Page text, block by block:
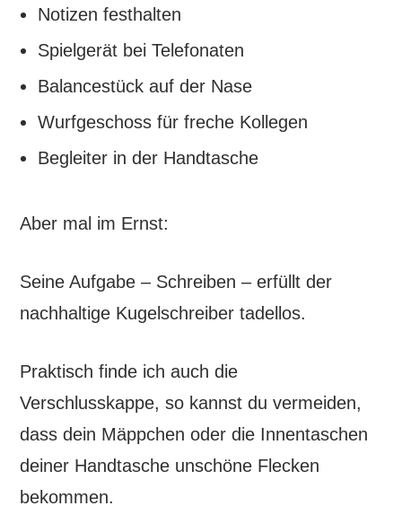
Notizen festhalten
Spielgerät bei Telefonaten
Balancestück auf der Nase
Wurfgeschoss für freche Kollegen
Begleiter in der Handtasche
Aber mal im Ernst:
Seine Aufgabe – Schreiben – erfüllt der
nachhaltige Kugelschreiber tadellos.
Praktisch finde ich auch die
Verschlusskappe, so kannst du vermeiden,
dass dein Mäppchen oder die Innentaschen
deiner Handtasche unschöne Flecken
bekommen.